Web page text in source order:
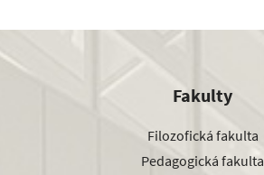
Fakulty
Filozofická fakulta
Pedagogická fakulta